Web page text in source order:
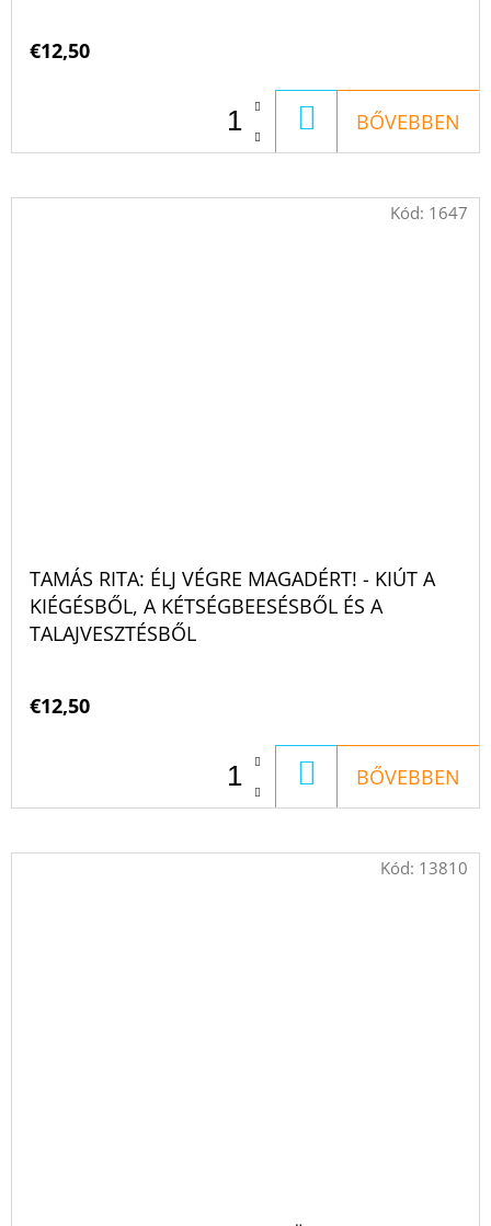
€12,50
KOSÁRBA
BŐVEBBEN
TAMÁS RITA: ÉLJ VÉGRE MAGADÉRT! - KIÚT A
KIÉGÉSBŐL, A KÉTSÉGBEESÉSBŐL ÉS A
TALAJVESZTÉSBŐL
€12,50
KOSÁRBA
BŐVEBBEN
Kód: 1647
Kód: 13810